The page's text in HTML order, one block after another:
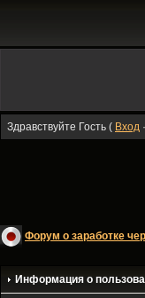
Здравствуйте Гость ( Вход ·
Форум о заработке
Информация о